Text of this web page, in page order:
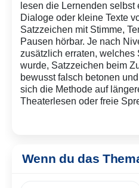
lesen die Lernenden
Dialoge oder kleine Texte
Satzzeichen mit Stimme,
Pausen hörbar. Je nach
zusätzlich erraten, welches
wurde, Satzzeichen beim
bewusst falsch betonen
sich die Methode auf
Theaterlesen oder freie
Wenn du das